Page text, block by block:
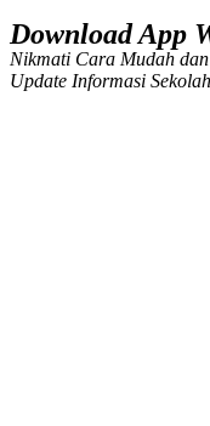
Download App
Nikmati Cara Mudah
Update Informasi